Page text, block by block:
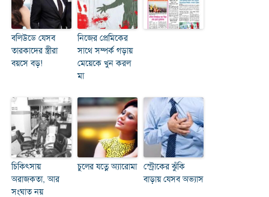
বলিউডে যেসব
তারকাদের স্ত্রীরা
বয়সে বড়!
নিজের প্রেমিকের
সাথে সম্পর্ক গড়ায়
মেয়েকে খুন করল
মা
চিকিৎসায়
অরাজকতা, আর
সংঘাত নয়
চুলের যত্নে অ্যারোমা
স্ট্রোকের ঝুঁকি
বাড়ায় যেসব অভ্যাস